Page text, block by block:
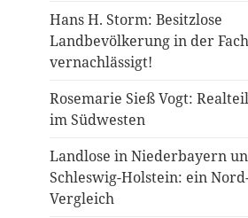
Hans H. Storm: Besitzlose
Landbevölkerung in der
vernachlässigt!
Rosemarie Sieß Vogt:
im Südwesten
Landlose in Niederbayern
Schleswig-Holstein: ein
Vergleich